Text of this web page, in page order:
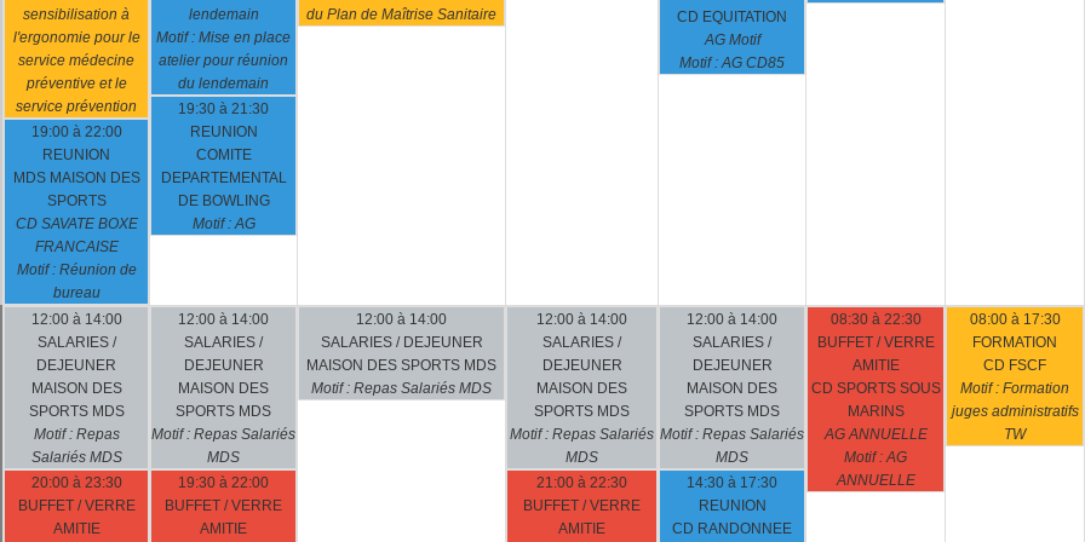
sensibilisation à
l'ergonomie pour le
service médecine
préventive et le
service prévention
19:00 à 22:00
REUNION
MDS MAISON DES
SPORTS
CD SAVATE BOXE
FRANCAISE
Motif : Réunion de
bureau
lendemain
Motif : Mise en place
atelier pour réunion
du lendemain
19:30 à 21:30
REUNION
COMITE
DEPARTEMENTAL
DE BOWLING
Motif : AG
du Plan de Maîtrise Sanitaire
CD EQUITATION
AG Motif
Motif : AG CD85
12:00 à 14:00
SALARIES /
DEJEUNER
MAISON DES
SPORTS MDS
Motif : Repas
Salariés MDS
20:00 à 23:30
BUFFET / VERRE
AMITIE
12:00 à 14:00
SALARIES /
DEJEUNER
MAISON DES
SPORTS MDS
Motif : Repas Salariés
MDS
19:30 à 22:00
BUFFET / VERRE
AMITIE
12:00 à 14:00
SALARIES / DEJEUNER
MAISON DES SPORTS MDS
Motif : Repas Salariés MDS
12:00 à 14:00
SALARIES /
DEJEUNER
MAISON DES
SPORTS MDS
Motif : Repas Salariés
MDS
21:00 à 22:30
BUFFET / VERRE
AMITIE
12:00 à 14:00
SALARIES /
DEJEUNER
MAISON DES
SPORTS MDS
Motif : Repas Salariés
MDS
14:30 à 17:30
REUNION
CD RANDONNEE
08:30 à 22:30
BUFFET / VERRE
AMITIE
CD SPORTS SOUS
MARINS
AG ANNUELLE
Motif : AG
ANNUELLE
08:00 à 17:30
FORMATION
CD FSCF
Motif : Formation
juges administratifs
TW